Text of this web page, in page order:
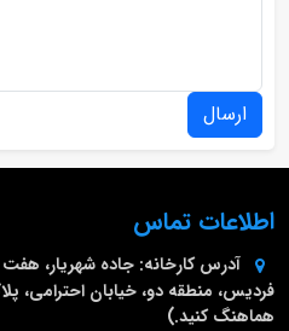
ارسال
اطلاعات تماس
آدرس کارخانه: جاده شهریار،
هماهنگ کنید.)